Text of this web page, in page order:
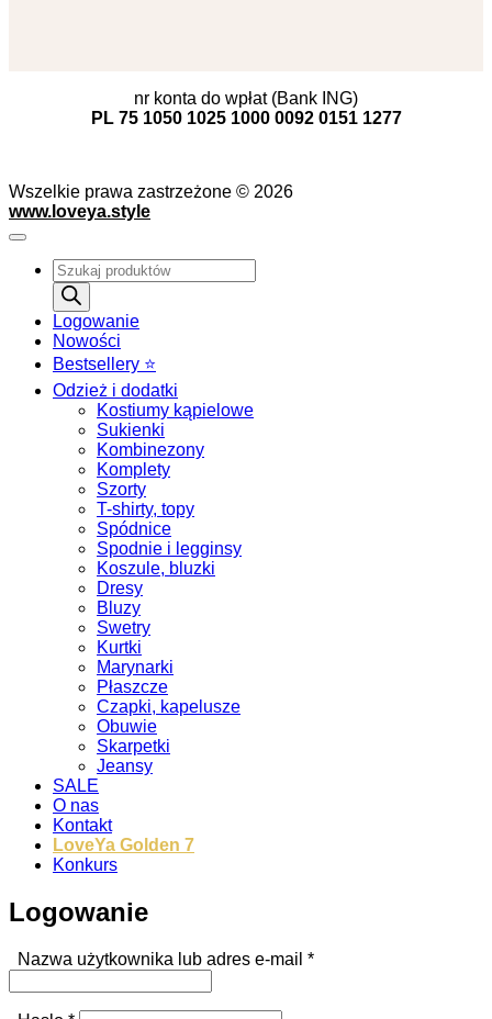
nr konta do wpłat (Bank ING)
PL 75 1050 1025 1000 0092 0151 1277
Wszelkie prawa zastrzeżone © 2026
www.loveya.style
Wyszukiwarka
produktów
Logowanie
Nowości
Bestsellery ⭐️
Odzież i dodatki
Kostiumy kąpielowe
Sukienki
Kombinezony
Komplety
Szorty
T-shirty, topy
Spódnice
Spodnie i legginsy
Koszule, bluzki
Dresy
Bluzy
Swetry
Kurtki
Marynarki
Płaszcze
Czapki, kapelusze
Obuwie
Skarpetki
Jeansy
SALE
O nas
Kontakt
LoveYa Golden 7
Konkurs
Logowanie
Nazwa użytkownika lub adres e-mail *Wymagane